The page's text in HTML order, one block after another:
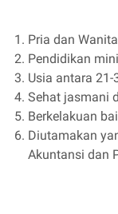
Pria dan Wanita
Pendidikan
Usia antara 21-
Sehat jasmani
Berkelakuan
Diutamakan
Akuntansi dan